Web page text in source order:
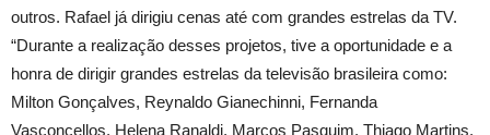
outros. Rafael já dirigiu cenas até com grandes estrelas da TV.
“Durante a realização desses projetos, tive a oportunidade e a
honra de dirigir grandes estrelas da televisão brasileira como:
Milton Gonçalves, Reynaldo Gianechinni, Fernanda
Vasconcellos, Helena Ranaldi, Marcos Pasquim, Thiago Martins,